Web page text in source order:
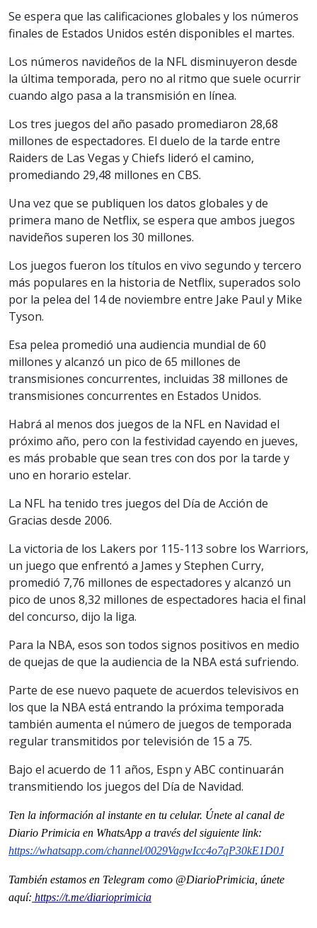
Se espera que las calificaciones globales y los números
finales de Estados Unidos estén disponibles el martes.
Los números navideños de la NFL disminuyeron desde
la última temporada, pero no al ritmo que suele ocurrir
cuando algo pasa a la transmisión en línea.
Los tres juegos del año pasado promediaron 28,68
millones de espectadores. El duelo de la tarde entre
Raiders de Las Vegas y Chiefs lideró el camino,
promediando 29,48 millones en CBS.
Una vez que se publiquen los datos globales y de
primera mano de Netflix, se espera que ambos juegos
navideños superen los 30 millones.
Los juegos fueron los títulos en vivo segundo y tercero
más populares en la historia de Netflix, superados solo
por la pelea del 14 de noviembre entre Jake Paul y Mike
Tyson.
Esa pelea promedió una audiencia mundial de 60
millones y alcanzó un pico de 65 millones de
transmisiones concurrentes, incluidas 38 millones de
transmisiones concurrentes en Estados Unidos.
Habrá al menos dos juegos de la NFL en Navidad el
próximo año, pero con la festividad cayendo en jueves,
es más probable que sean tres con dos por la tarde y
uno en horario estelar.
La NFL ha tenido tres juegos del Día de Acción de
Gracias desde 2006.
La victoria de los Lakers por 115-113 sobre los Warriors,
un juego que enfrentó a James y Stephen Curry,
promedió 7,76 millones de espectadores y alcanzó un
pico de unos 8,32 millones de espectadores hacia el final
del concurso, dijo la liga.
Para la NBA, esos son todos signos positivos en medio
de quejas de que la audiencia de la NBA está sufriendo.
Parte de ese nuevo paquete de acuerdos televisivos en
los que la NBA está entrando la próxima temporada
también aumenta el número de juegos de temporada
regular transmitidos por televisión de 15 a 75.
Bajo el acuerdo de 11 años, Espn y ABC continuarán
transmitiendo los juegos del Día de Navidad.
Ten la información al instante en tu celular. Únete al canal de
Diario Primicia en WhatsApp a través del siguiente link:
https://whatsapp.com/channel/0029VagwIcc4o7qP30kE1D0J
También estamos en Telegram como @DiarioPrimicia, únete
aquí: https://t.me/diarioprimicia